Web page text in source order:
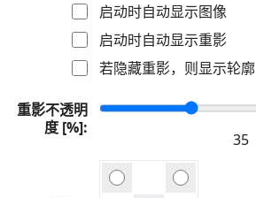
启动时自动显示图像
启动时自动显示重影
若隐藏重影，则显示轮廓
重影不透明
度 [%]